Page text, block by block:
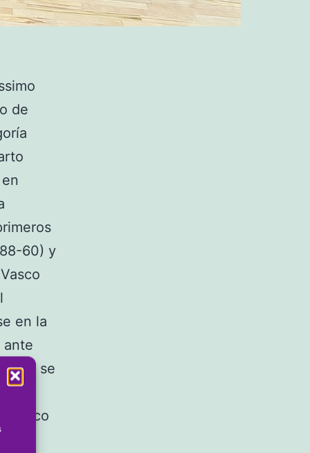
de
60) y
en la
ante
que se
Vasco